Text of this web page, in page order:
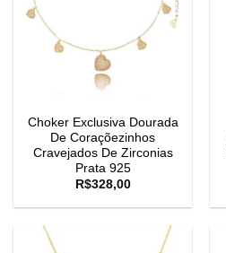
Choker Exclusiva Dourada
De Coraçõezinhos
Cravejados De Zirconias
Prata 925
R$328,00